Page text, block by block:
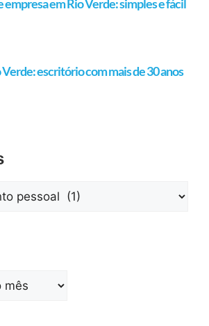
em Rio Verde: simples e fácil
escritório com mais de 30 anos